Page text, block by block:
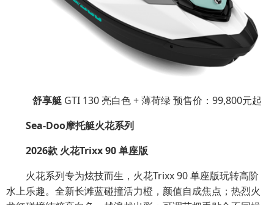
舒享艇GTI 130 亮白色 + 薄荷绿 预售价：99,800元起
Sea-Doo摩托艇火花系列
2026款 火花Trixx 90 单座版
火花系列专为炫技而生，火花Trixx 90 单座版玩转高阶
水上乐趣。全新长滩蓝碰撞活力橙，颜值自成焦点；热烈火